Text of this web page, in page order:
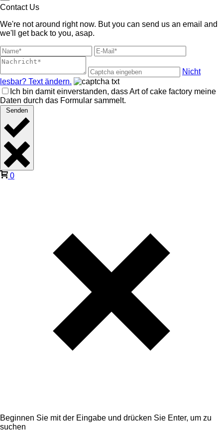
Contact Us
We're not around right now. But you can send us an email and
we'll get back to you, asap.
Nicht
lesbar? Text ändern.
Ich bin damit einverstanden, dass Art of cake factory meine
Daten durch das Formular sammelt.
Senden
0
Beginnen Sie mit der Eingabe und drücken Sie Enter, um zu
suchen